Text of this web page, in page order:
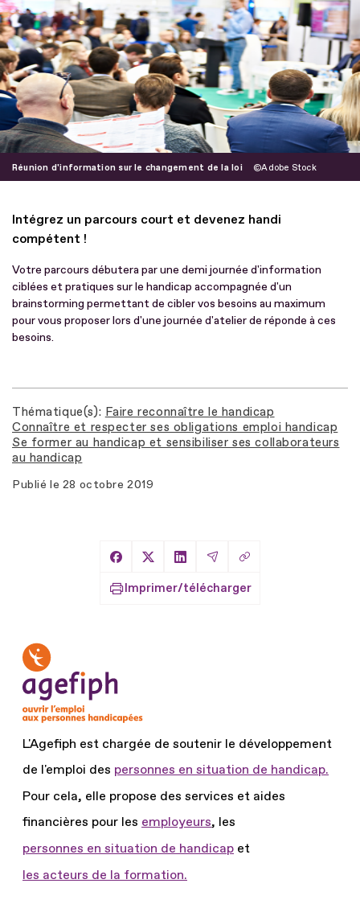
Réunion d'information sur le changement de la loi Adobe Stock
Intégrez un parcours court et devenez handi
compétent !
Votre parcours débutera par une demi journée d'information
ciblées et pratiques sur le handicap accompagnée d'un
brainstorming permettant de cibler vos besoins au maximum
pour vous proposer lors d'une journée d'atelier de réponde à ces
besoins.
Thématique(s) Faire reconnaître le handicap
Connaître et respecter ses obligations emploi handicap
Se former au handicap et sensibiliser ses collaborateurs
au handicap
Publié le 28 octobre 2019
Partager sur Facebook
Partager sur X
Partager sur LinkedIn
Partager par Email
Copier le lien
Imprimer/télécharger
L'Agefiph est chargée de soutenir le développement
de l'emploi des personnes en situation de handicap.
Pour cela, elle propose des services et aides
financières pour les employeurs, les
personnes en situation de handicap et
les acteurs de la formation.